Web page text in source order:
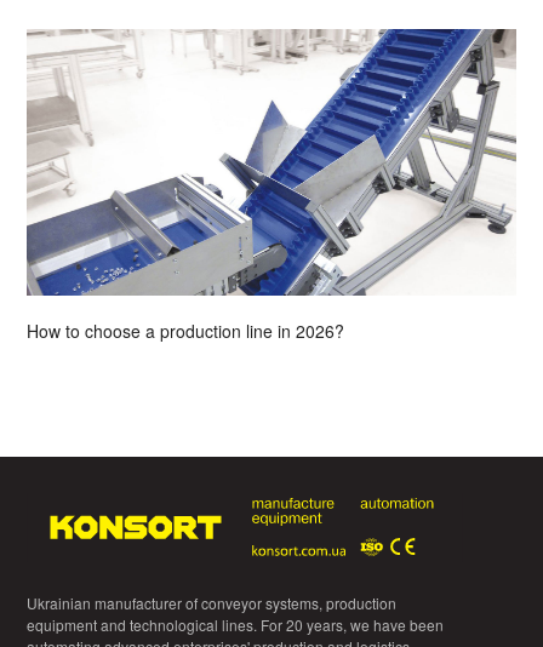
How to choose a production line in 2026?
Ukrainian manufacturer of conveyor systems, production
equipment and technological lines. For 20 years, we have been